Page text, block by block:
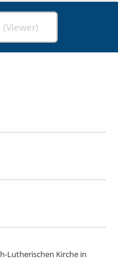
Lutherischen Kirche in